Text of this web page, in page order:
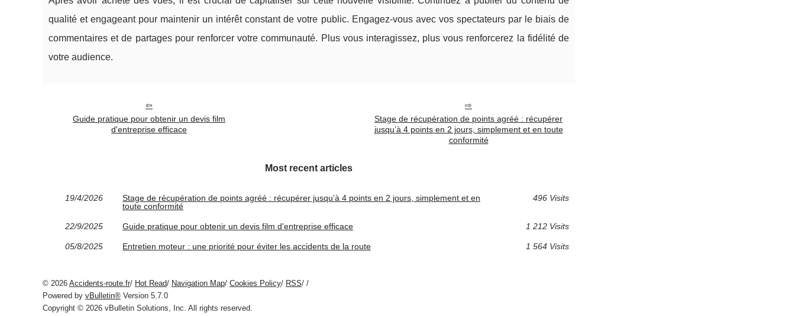
qualité et engageant pour maintenir un intérêt constant de votre public. Engagez-vous avec vos spectateurs par le biais de
commentaires et de partages pour renforcer votre communauté. Plus vous interagissez, plus vous renforcerez la fidélité de
votre audience.
Guide pratique pour obtenir un devis film
d'entreprise efficace
Stage de récupération de points agréé : récupérer
jusqu’à 4 points en 2 jours, simplement et en toute
conformité
Most recent articles
19/4/2026
Stage de récupération de points agréé : récupérer jusqu’à 4 points en 2 jours, simplement et en
toute conformité
496 Visits
22/9/2025 Guide pratique pour obtenir un devis film d'entreprise efficace 1 212 Visits
05/8/2025 Entretien moteur : une priorité pour éviter les accidents de la route 1 564 Visits
© 2026 Accidents-route.fr/ Hot Read/ Navigation Map/ Cookies Policy/ RSS/ /
Powered by vBulletin® Version 5.7.0
Copyright © 2026 vBulletin Solutions, Inc. All rights reserved.